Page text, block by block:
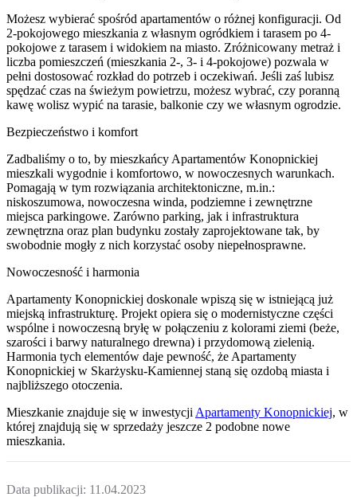
Możesz wybierać spośród apartamentów o różnej konfiguracji. Od
2-pokojowego mieszkania z własnym ogródkiem i tarasem po 4-
pokojowe z tarasem i widokiem na miasto. Zróżnicowany metraż i
liczba pomieszczeń (mieszkania 2-, 3- i 4-pokojowe) pozwala w
pełni dostosować rozkład do potrzeb i oczekiwań. Jeśli zaś lubisz
spędzać czas na świeżym powietrzu, możesz wybrać, czy poranną
kawę wolisz wypić na tarasie, balkonie czy we własnym ogrodzie.
Bezpieczeństwo i komfort
Zadbaliśmy o to, by mieszkańcy Apartamentów Konopnickiej
mieszkali wygodnie i komfortowo, w nowoczesnych warunkach.
Pomagają w tym rozwiązania architektoniczne, m.in.:
niskoszumowa, nowoczesna winda, podziemne i zewnętrzne
miejsca parkingowe. Zarówno parking, jak i infrastruktura
zewnętrzna oraz plan budynku zostały zaprojektowane tak, by
swobodnie mogły z nich korzystać osoby niepełnosprawne.
Nowoczesność i harmonia
Apartamenty Konopnickiej doskonale wpiszą się w istniejącą już
miejską infrastrukturę. Projekt opiera się o modernistyczne części
wspólne i nowoczesną bryłę w połączeniu z kolorami ziemi (beże,
szarości i barwy naturalnego drewna) i przydomową zielenią.
Harmonia tych elementów daje pewność, że Apartamenty
Konopnickiej w Skarżysku-Kamiennej staną się ozdobą miasta i
najbliższego otoczenia.
Mieszkanie znajduje się w inwestycjiApartamenty Konopnickiej, w
której znajdują się w sprzedaży jeszcze 2 podobne nowe
mieszkania.
Data publikacji: 11.04.2023